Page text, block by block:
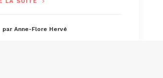
par Anne-Flore Hervé